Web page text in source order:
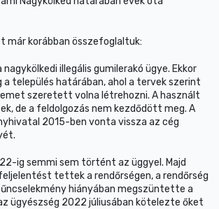
már korábban összefoglaltuk:
illegális gumilerakó ügye. Ekkor
a település határában, ahol a tervek szerint
szeretett volna létrehozni. A használt
de a feldolgozás nem kezdődött meg. A
2015-ben vonta vissza az cég
ig semmi sem történt az üggyel. Majd
tettek a rendőrségen, a rendőrség
hiányában megszüntette a
ügyészség 2022 júliusában kötelezte őket